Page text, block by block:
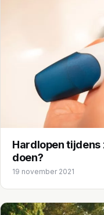
Hardlopen
doen?
19 november 2021